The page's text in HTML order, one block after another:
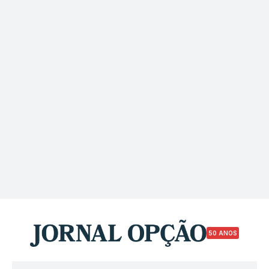
50 ANOS